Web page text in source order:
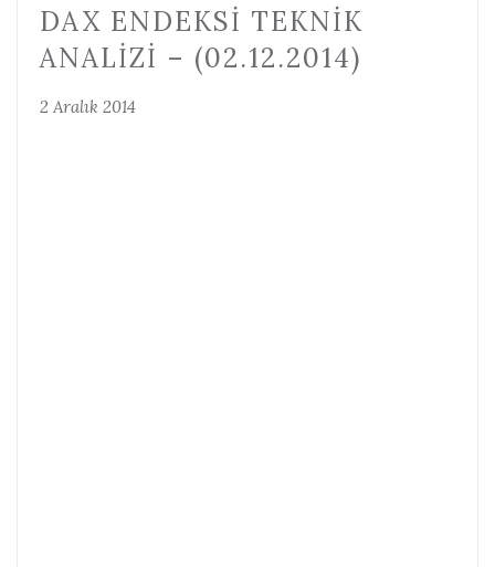
DAX ENDEKSI TEKNIK
ANALIZI – (02.12.2014)
2 Aralık 2014